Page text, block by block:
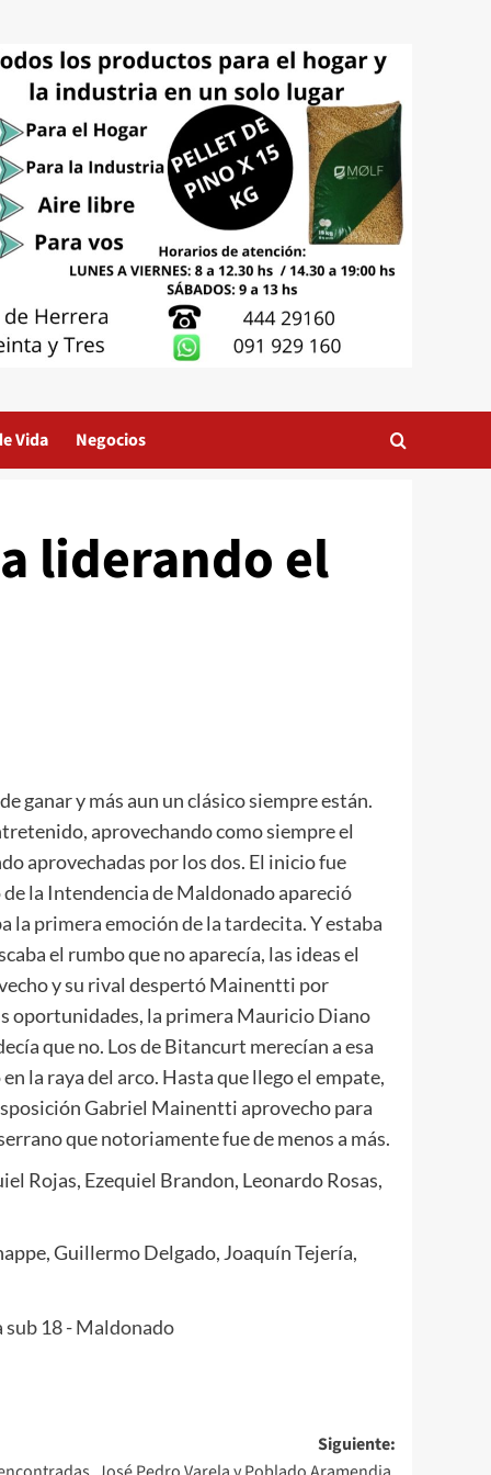
Vida Negocios
liderando el
ganar y más aun un clásico siempre están.
aprovechando como siempre el
aprovechadas por los dos. El inicio fue
la Intendencia de Maldonado apareció
la primera emoción de la tardecita. Y estaba
el rumbo que no aparecía, las ideas el
y su rival despertó Mainentti por
s oportunidades, la primera Mauricio Diano
que no. Los de Bitancurt merecían a esa
la raya del arco. Hasta que llego el empate,
Gabriel Mainentti aprovecho para
que notoriamente fue de menos a más.
Rojas, Ezequiel Brandon, Leonardo Rosas,
Guillermo Delgado, Joaquín Tejería,
Siguiente: